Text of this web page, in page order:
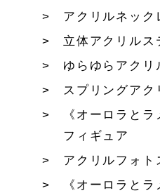
アクリルネック
立体アクリルス
ゆらゆらアクリ
スプリングアク
《オーロラと
フィギュア
アクリルフォト
《オーロラと